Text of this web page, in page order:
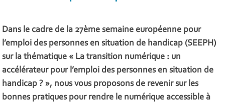
Dans le cadre de la 27ème semaine européenne pour
l’emploi des personnes en situation de handicap (SEEPH)
sur la thématique « La transition numérique : un
accélérateur pour l’emploi des personnes en situation de
handicap ? », nous vous proposons de revenir sur les
bonnes pratiques pour rendre le numérique accessible à